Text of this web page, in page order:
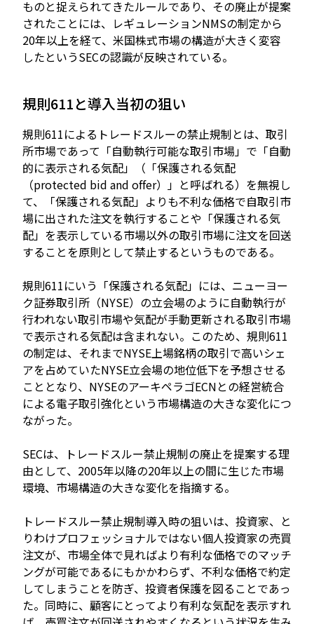
ものと捉えられてきたルールであり、その廃止が提案
されたことには、レギュレーションNMSの制定から
20年以上を経て、米国株式市場の構造が大きく変容
したというSECの認識が反映されている。
規則611と導入当初の狙い
規則611によるトレードスルーの禁止規制とは、取引
所市場であって「自動執行可能な取引市場」で「自動
的に表示される気配」（「保護される気配
（protected bid and offer）」と呼ばれる）を無視し
て、「保護される気配」よりも不利な価格で自取引市
場に出された注文を執行することや「保護される気
配」を表示している市場以外の取引市場に注文を回送
することを原則として禁止するというものである。
規則611にいう「保護される気配」には、ニューヨー
ク証券取引所（NYSE）の立会場のように自動執行が
行われない取引市場や気配が手動更新される取引市場
で表示される気配は含まれない。このため、規則611
の制定は、それまでNYSE上場銘柄の取引で高いシェ
アを占めていたNYSE立会場の地位低下を予想させる
こととなり、NYSEのアーキペラゴECNとの経営統合
による電子取引強化という市場構造の大きな変化につ
ながった。
SECは、トレードスルー禁止規制の廃止を提案する理
由として、2005年以降の20年以上の間に生じた市場
環境、市場構造の大きな変化を指摘する。
トレードスルー禁止規制導入時の狙いは、投資家、と
りわけプロフェッショナルではない個人投資家の売買
注文が、市場全体で見ればより有利な価格でのマッチ
ングが可能であるにもかかわらず、不利な価格で約定
してしまうことを防ぎ、投資者保護を図ることであっ
た。同時に、顧客にとってより有利な気配を表示すれ